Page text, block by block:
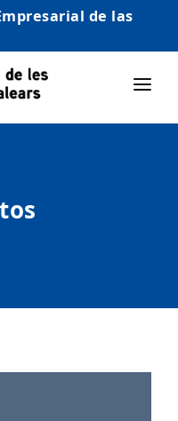
de las